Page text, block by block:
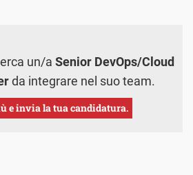
un/a Senior DevOps/Cloud
da integrare nel suo team.
e invia la tua candidatura.